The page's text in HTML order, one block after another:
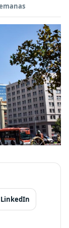
LinkedIn